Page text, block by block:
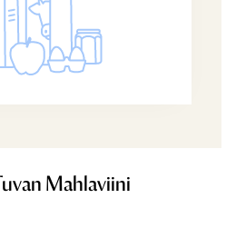
Mahlaviini